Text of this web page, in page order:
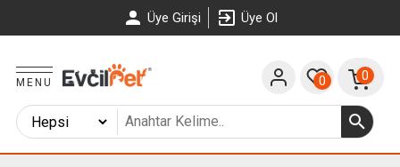
Üye Girişi Üye Ol
MENU 0 0